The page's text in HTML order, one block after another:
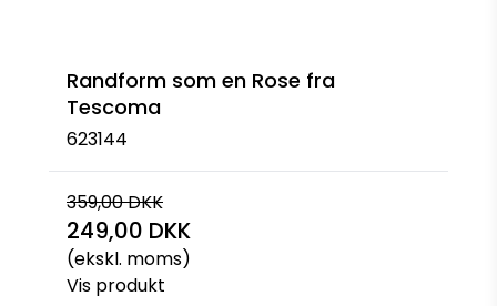
Randform som en Rose fra
Tescoma
623144
359,00 DKK
249,00 DKK
(ekskl. moms)
Vis produkt